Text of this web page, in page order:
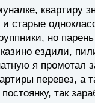
квартиру
старые
но
ездили,
я промотал
перевез,
постоянку, так